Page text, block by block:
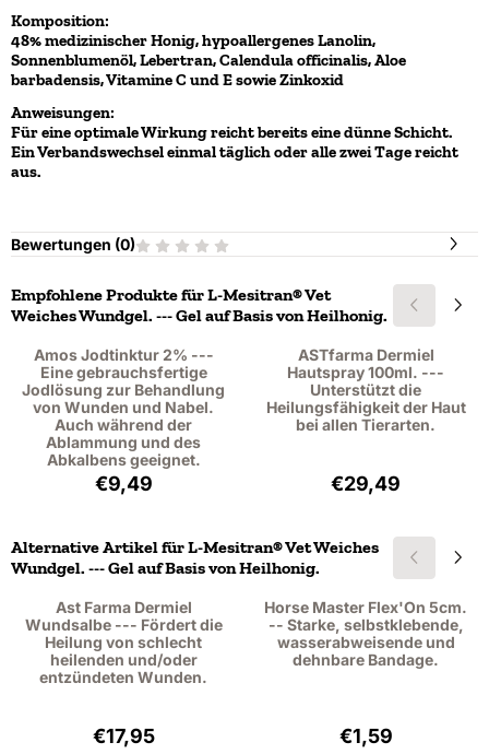
Komposition:
48% medizinischer Honig, hypoallergenes Lanolin,
Sonnenblumenöl, Lebertran, Calendula officinalis, Aloe
barbadensis, Vitamine C und E sowie Zinkoxid
Anweisungen:
Für eine optimale Wirkung reicht bereits eine dünne Schicht.
Ein Verbandswechsel einmal täglich oder alle zwei Tage reicht
aus.
Bewertungen (0)
Empfohlene Produkte fürL-Mesitran® Vet
Weiches Wundgel. --- Gel auf Basis von Heilhonig.
Amos Jodtinktur 2% ---
Eine gebrauchsfertige
Jodlösung zur Behandlung
von Wunden und Nabel.
Auch während der
Ablammung und des
Abkalbens geeignet.
Preis: 9,49, ohne MwSt.: 8,71
€9,49
ASTfarma Dermiel
Hautspray 100ml. ---
Unterstützt die
Heilungsfähigkeit der Haut
bei allen Tierarten.
Preis: 29,49,
€29,49
Alternative Artikel fürL-Mesitran® Vet Weiches
Wundgel. --- Gel auf Basis von Heilhonig.
Ast Farma Dermiel
Wundsalbe --- Fördert die
Heilung von schlecht
heilenden und/oder
entzündeten Wunden.
Preis: 17,95, ohne MwSt.: 14,83
€17,95
Horse Master Flex'On 5cm.
-- Starke, selbstklebende,
wasserabweisende und
dehnbare Bandage.
Preis: 1,59,
€1,59